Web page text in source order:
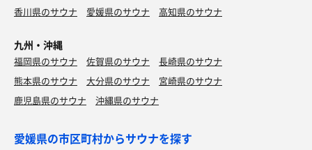
香川県のサウナ
愛媛県のサウナ 高知県のサウナ
九州・沖縄
福岡県のサウナ 佐賀県のサウナ
長崎県のサウナ
熊本県のサウナ
大分県のサウナ
宮崎県のサウナ
鹿児島県のサウナ
沖縄県のサウナ
愛媛県の市区町村からサウナを探す